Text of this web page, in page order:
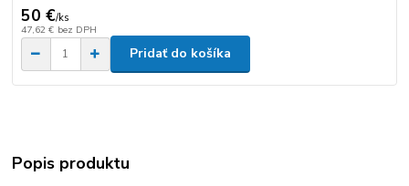
50 €/ks
47,62 € bez DPH
Pridať do košíka
Popis produktu